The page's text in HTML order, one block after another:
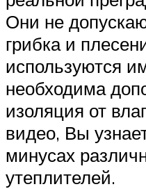
Они не
грибка и
используются
необходима
изоляция от
видео, Вы
минусах
утеплителей.